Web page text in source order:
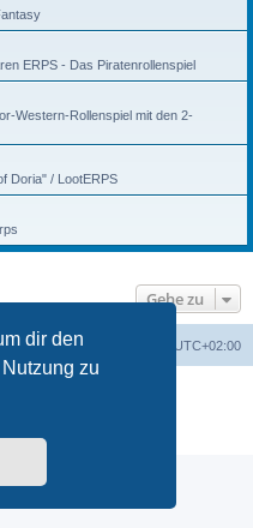
dir den
zu
ERPS - Das Piratenrollenspiel
Western-Rollenspiel mit den 2-
Doria" / LootERPS
Gehe zu
UTC+02:00